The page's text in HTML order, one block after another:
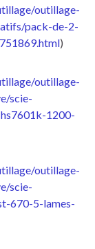
outillage-
pack-de-2-
)
outillage-
scie-
1200-
outillage-
scie-
670-5-lames-